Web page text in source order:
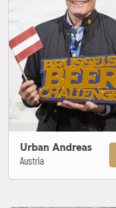
Urban Andreas
Austria